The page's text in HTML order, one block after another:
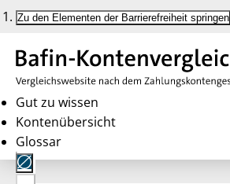
Zu den Elementen der Barrierefreiheit springen
Gut zu wissen
Kontenübersicht
Glossar